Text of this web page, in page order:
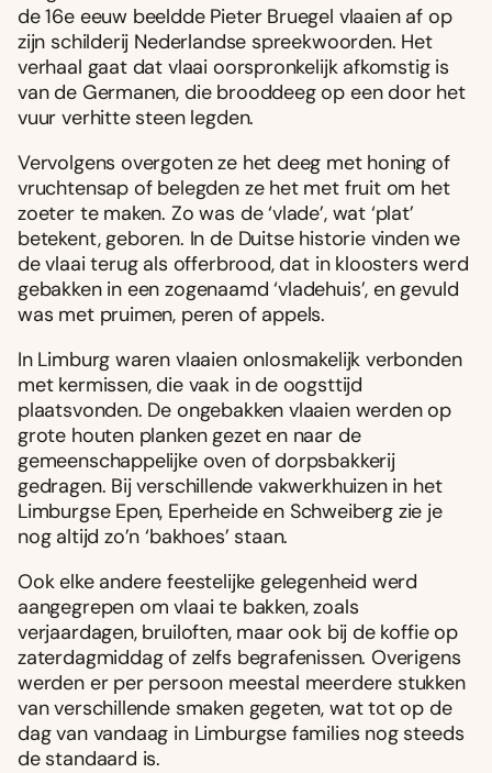
de 16e eeuw beeldde Pieter Bruegel vlaaien af op
zijn schilderij Nederlandse spreekwoorden. Het
verhaal gaat dat vlaai oorspronkelijk afkomstig is
van de Germanen, die brooddeeg op een door het
vuur verhitte steen legden.
Vervolgens overgoten ze het deeg met honing of
vruchtensap of belegden ze het met fruit om het
zoeter te maken. Zo was de ‘vlade’, wat ‘plat’
betekent, geboren. In de Duitse historie vinden we
de vlaai terug als offerbrood, dat in kloosters werd
gebakken in een zogenaamd ‘vladehuis’, en gevuld
was met pruimen, peren of appels.
In Limburg waren vlaaien onlosmakelijk verbonden
met kermissen, die vaak in de oogsttijd
plaatsvonden. De ongebakken vlaaien werden op
grote houten planken gezet en naar de
gemeenschappelijke oven of dorpsbakkerij
gedragen. Bij verschillende vakwerkhuizen in het
Limburgse Epen, Eperheide en Schweiberg zie je
nog altijd zo’n ‘bakhoes’ staan.
Ook elke andere feestelijke gelegenheid werd
aangegrepen om vlaai te bakken, zoals
verjaardagen, bruiloften, maar ook bij de koffie op
zaterdagmiddag of zelfs begrafenissen. Overigens
werden er per persoon meestal meerdere stukken
van verschillende smaken gegeten, wat tot op de
dag van vandaag in Limburgse families nog steeds
de standaard is.